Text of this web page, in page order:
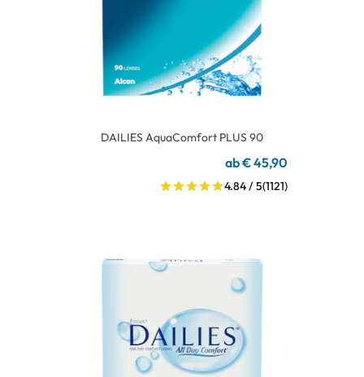
DAILIES AquaComfort PLUS 90
ab € 45,90
4.84 / 5(1121)